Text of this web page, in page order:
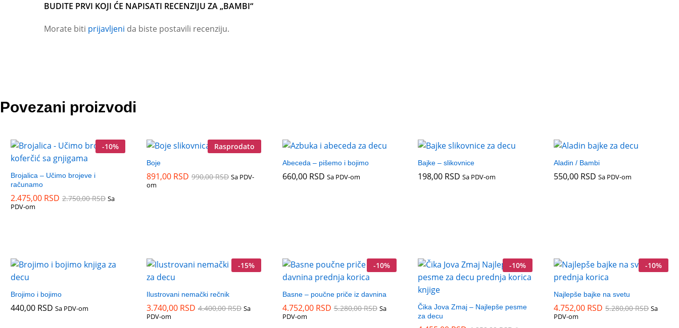
BUDITE PRVI KOJI ĆE NAPISATI RECENZIJU ZA „BAMBI“
Morate biti prijavljeni da biste postavili recenziju.
Povezani proizvodi
-10%
Brojalica – Učimo brojeve i
računamo
2.475,00 RSD 2.750,00RSD Sa
PDV-om
2.475,00 RSD 2.750,00RSD
Rasprodato
Boje
891,00 RSD 990,00RSD Sa PDV-
om
891,00 RSD 990,00RSD
Abeceda – pišemo i bojimo
660,00 RSD Sa PDV-om
660,00 RSD
Bajke – slikovnice
198,00 RSD Sa PDV-om
198,00 RSD
Aladin / Bambi
550,00 RSD Sa PDV-om
550,00 RSD
Brojimo i bojimo
440,00 RSD Sa PDV-om
440,00 RSD
-15%
Ilustrovani nemački rečnik
3.740,00 RSD 4.400,00RSD Sa
PDV-om
3.740,00 RSD 4.400,00RSD
-10%
Basne – poučne priče iz davnina
4.752,00 RSD 5.280,00RSD Sa
PDV-om
4.752,00 RSD 5.280,00RSD
-10%
Čika Jova Zmaj – Najlepše pesme
za decu
-10%
Najlepše bajke na svetu
4.752,00 RSD 5.280,00RSD Sa
PDV-om
4.752,00 RSD 5.280,00RSD